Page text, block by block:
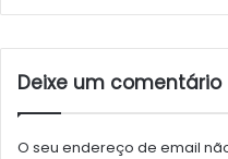
Deixe um comentário
O seu endereço de email